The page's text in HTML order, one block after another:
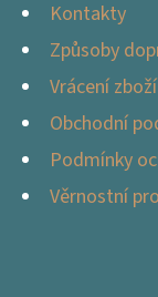
Kontakty
Způsoby
Vrácení
Obchodní
Podmínky
Věrnostní